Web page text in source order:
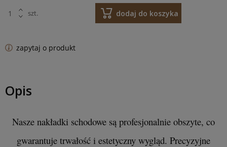
szt. dodaj do koszyka
zapytaj o produkt
Opis
Nasze nakładki schodowe są profesjonalnie obszyte, co
gwarantuje trwałość i estetyczny wygląd. Precyzyjne